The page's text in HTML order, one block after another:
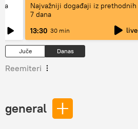
Najvažniji događaji iz prethodnih
7 dana
13:30 30 min live
Juče Danas
Reemiteri
general